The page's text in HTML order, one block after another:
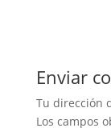
Enviar
Tu dirección
Los campos